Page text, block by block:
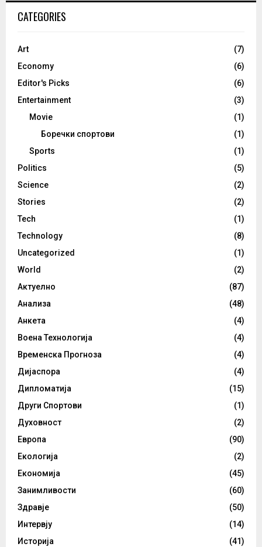
CATEGORIES
Art
(7)
Economy
(6)
Editor's Picks
(6)
Entertainment
(3)
Movie
(1)
Боречки спортови
(1)
Sports
(1)
Politics
(5)
Science
(2)
Stories
(2)
Tech
(1)
Technology
(8)
Uncategorized
(1)
World
(2)
Актуелно
(87)
Анализа
(48)
Анкета
(4)
Воена Технологија
(4)
Временска Прогноза
(4)
Дијаспора
(4)
Дипломатија
(15)
Други Спортови
(1)
Духовност
(2)
Европа
(90)
Екологија
(2)
Економија
(45)
Занимливости
(60)
Здравје
(50)
Интервју
(14)
Историја
(41)